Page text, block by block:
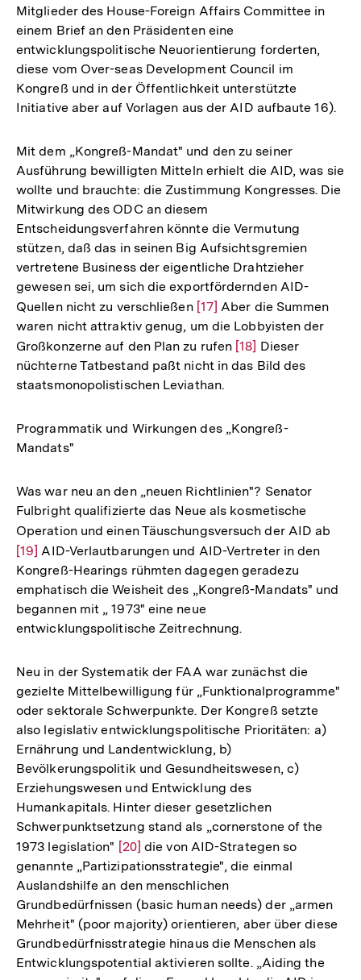
der
Auflösung
Fußnote
Mitglieder des House-Foreign Affairs Committee in
einem Brief an den Präsidenten eine
entwicklungspolitische Neuorientierung forderten,
diese vom Over-seas Development Council im
Kongreß und in der Öffentlichkeit unterstützte
Initiative aber auf Vorlagen aus der AID aufbaute 16).
Mit dem „Kongreß-Mandat" und den zu seiner
Ausführung bewilligten Mitteln erhielt die AID, was sie
wollte und brauchte: die Zustimmung Kongresses. Die
Mitwirkung des ODC an diesem
Entscheidungsverfahren könnte die Vermutung
stützen, daß das in seinen Big Aufsichtsgremien
vertretene Business der eigentliche Drahtzieher
gewesen sei, um sich die exportfördernden AID-
Quellen nicht zu verschließen Zur
Auflösung
der
Fußnote
[17] Aber die Summen
waren nicht attraktiv genug, um die Lobbyisten der
Großkonzerne auf den Plan zu rufen Zur
Auflösung
[18] Dieser
nüchterne Tatbestand paßt nicht in das Bild des
staatsmonopolistischen Leviathan.
Programmatik und Wirkungen des „Kongreß-
Mandats"
Was war neu an den „neuen Richtlinien"? Senator
Fulbright qualifizierte das Neue als kosmetische
Operation und einen Täuschungsversuch der AID ab
[19] AID-Verlautbarungen und AID-Vertreter in den
Kongreß-Hearings rühmten dagegen geradezu
emphatisch die Weisheit des „Kongreß-Mandats" und
begannen mit „ 1973" eine neue
entwicklungspolitische Zeitrechnung.
Neu in der Systematik der FAA war zunächst die
gezielte Mittelbewilligung für „Funktionalprogramme"
oder sektorale Schwerpunkte. Der Kongreß setzte
also legislativ entwicklungspolitische Prioritäten: a)
Ernährung und Landentwicklung, b)
Bevölkerungspolitik und Gesundheitswesen, c)
Erziehungswesen und Entwicklung des
Humankapitals. Hinter dieser gesetzlichen
Schwerpunktsetzung stand als „cornerstone of the
1973 legislation" Zur
Auflösung
der
Fußnote
[20] die von AID-Strategen so
genannte „Partizipationsstrategie", die einmal
Auslandshilfe an den menschlichen
Grundbedürfnissen (basic human needs) der „armen
Mehrheit" (poor majority) orientieren, aber über diese
Grundbedürfnisstrategie hinaus die Menschen als
Entwicklungspotential aktivieren sollte. „Aiding the